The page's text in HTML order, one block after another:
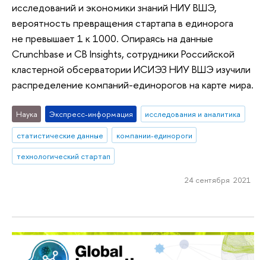
исследований и экономики знаний НИУ ВШЭ,
вероятность превращения стартапа в единорога
не превышает 1 к 1000. Опираясь на данные
Crunchbase и CB Insights, сотрудники Российской
кластерной обсерватории ИСИЭЗ НИУ ВШЭ изучили
распределение компаний-единорогов на карте мира.
Наука Экспресс-информация
исследования и аналитика
статистические данные
компании-единороги
технологический стартап
24 сентября 2021